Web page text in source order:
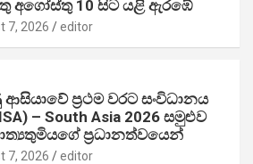
අගෝස්තු 10 සිට යළි ඇරඹේ
7, 2026 editor
ප්‍රථම වරට සංවිධානය
– South Asia 2026 සමුළුව
ප්‍රධානත්වයෙන්
7, 2026 editor